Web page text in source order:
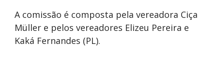
A comissão é composta pela vereadora Ciça
Müller e pelos vereadores Elizeu Pereira e
Kaká Fernandes (PL).